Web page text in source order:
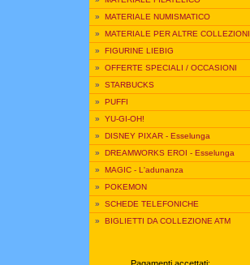
» MATERIALE NUMISMATICO
» MATERIALE PER ALTRE COLLEZIONI
» FIGURINE LIEBIG
» OFFERTE SPECIALI / OCCASIONI
» STARBUCKS
» PUFFI
» YU-GI-OH!
» DISNEY PIXAR - Esselunga
» DREAMWORKS EROI - Esselunga
» MAGIC - L'adunanza
» POKEMON
» SCHEDE TELEFONICHE
» BIGLIETTI DA COLLEZIONE ATM